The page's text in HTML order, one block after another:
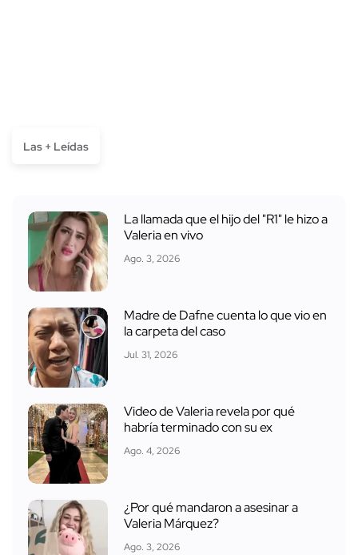
Las + Leídas
La llamada que el hijo del "R1" le hizo a
Valeria en vivo
Ago. 3, 2026
Madre de Dafne cuenta lo que vio en
la carpeta del caso
Jul. 31, 2026
Video de Valeria revela por qué
habría terminado con su ex
Ago. 4, 2026
¿Por qué mandaron a asesinar a
Valeria Márquez?
Ago. 3, 2026